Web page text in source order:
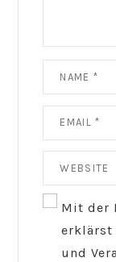
Mit der
erklärst
und